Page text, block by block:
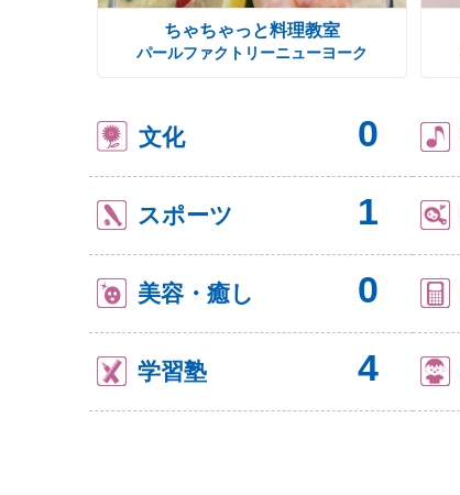
ちゃちゃっと料理教室
パールファクトリーニューヨーク
文化 0
スポーツ 1
美容・癒し 0
学習塾 4